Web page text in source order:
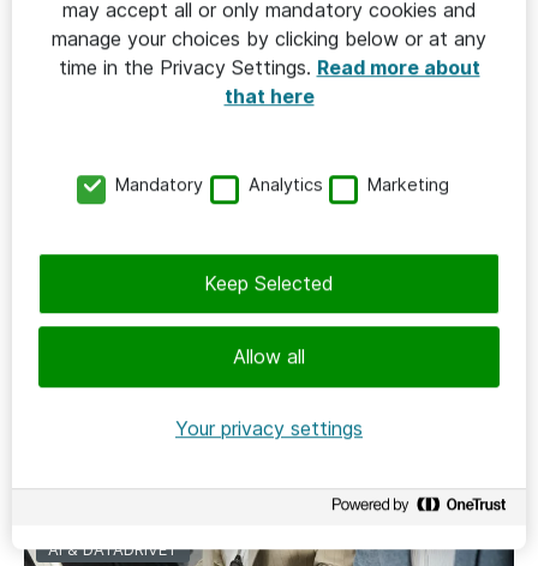
HÅLLBAR IT
2026-06-08
Parkdalaskolan – när elever driver
Parkdalaskolan
AI & DATADRIVET
may accept all or only mandatory cookies and
manage your choices by clicking below or at any
time in the Privacy Settings. Read more about
that here
Mandatory Analytics Marketing
Allow all
Keep Selected
Your privacy settings